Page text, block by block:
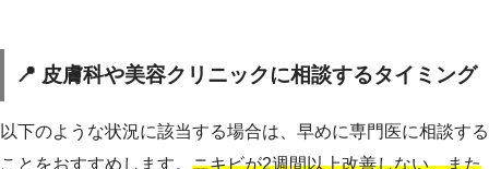
📍 皮膚科や美容クリニックに相談するタイミング
以下のような状況に該当する場合は、早めに専門医に相談する
ことをおすすめします。 ニキビが2週間以上改善しない、また